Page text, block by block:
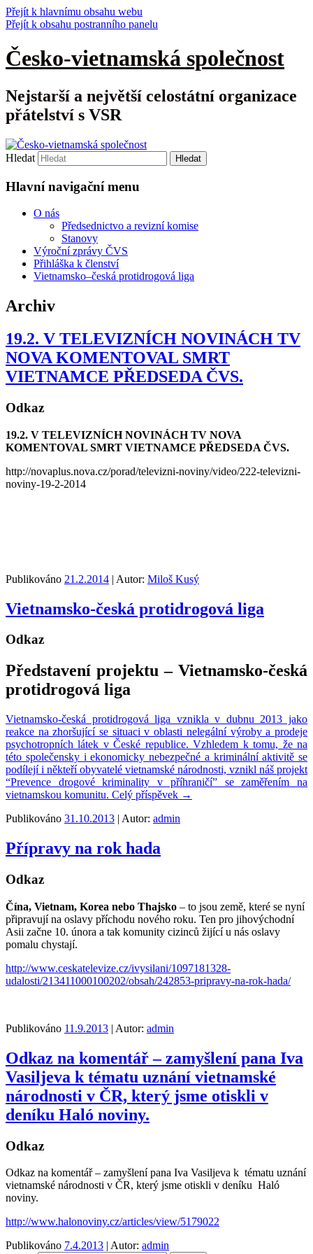
Přejít k hlavnímu obsahu webu
Přejít k obsahu postranního panelu
Česko-vietnamská společnost
Nejstarší a největší celostátní organizace
přátelství s VSR
Hledat
Hlavní navigační menu
O nás
Předsednictvo a revizní komise
Stanovy
Výroční zprávy ČVS
Přihláška k členství
Vietnamsko–česká protidrogová liga
Archiv
19.2. V TELEVIZNÍCH NOVINÁCH TV
NOVA KOMENTOVAL SMRT
VIETNAMCE PŘEDSEDA ČVS.
Odkaz
19.2. V TELEVIZNÍCH NOVINÁCH TV NOVA
KOMENTOVAL SMRT VIETNAMCE PŘEDSEDA ČVS.
http://novaplus.nova.cz/porad/televizni-noviny/video/222-televizni-
noviny-19-2-2014
Publikováno 21.2.2014 | Autor: Miloš Kusý
Vietnamsko-česká protidrogová liga
Odkaz
Představení projektu – Vietnamsko-česká
protidrogová liga
Vietnamsko-česká protidrogová liga vznikla v dubnu 2013 jako
reakce na zhoršující se situaci v oblasti nelegální výroby a prodeje
psychotropních látek v České republice. Vzhledem k tomu, že na
této společensky i ekonomicky nebezpečné a kriminální aktivitě se
podílejí i někteří obyvatelé vietnamské národnosti, vznikl náš projekt
“Prevence drogové kriminality v příhraničí” se zaměřením na
vietnamskou komunitu. Celý příspěvek →
Publikováno 31.10.2013 | Autor: admin
Přípravy na rok hada
Odkaz
Čína, Vietnam, Korea nebo Thajsko – to jsou země, které se nyní
připravují na oslavy příchodu nového roku. Ten pro jihovýchodní
Asii začne 10. února a tak komunity cizinců žijící u nás oslavy
pomalu chystají.
http://www.ceskatelevize.cz/ivysilani/1097181328-
udalosti/213411000100202/obsah/242853-pripravy-na-rok-hada/
Publikováno 11.9.2013 | Autor: admin
Odkaz na komentář – zamyšlení pana Iva
Vasiljeva k tématu uznání vietnamské
národnosti v ČR, který jsme otiskli v
deníku Haló noviny.
Odkaz
Odkaz na komentář – zamyšlení pana Iva Vasiljeva k tématu uznání
vietnamské národnosti v ČR, který jsme otiskli v deníku Haló
noviny.
http://www.halonoviny.cz/articles/view/5179022
Publikováno 7.4.2013 | Autor: admin